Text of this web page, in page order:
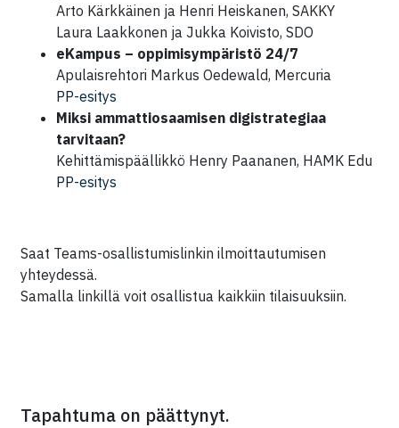
Arto Kärkkäinen ja Henri Heiskanen, SAKKY
Laura Laakkonen ja Jukka Koivisto, SDO
eKampus – oppimisympäristö 24/7
Apulaisrehtori Markus Oedewald, Mercuria
PP-esitys
Miksi ammattiosaamisen digistrategiaa
tarvitaan?
Kehittämispäällikkö Henry Paananen, HAMK Edu
PP-esitys
Saat Teams-osallistumislinkin ilmoittautumisen
yhteydessä.
Samalla linkillä voit osallistua kaikkiin tilaisuuksiin.
Tapahtuma on päättynyt.